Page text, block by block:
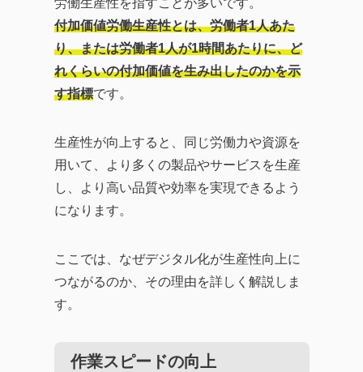
労働生産性を指すことが多いです。
付加価値労働生産性とは、労働者1人あた
り、または労働者1人が1時間あたりに、ど
れくらいの付加価値を生み出したのかを示
す指標です。
生産性が向上すると、同じ労働力や資源を
用いて、より多くの製品やサービスを生産
し、より高い品質や効率を実現できるよう
になります。
ここでは、なぜデジタル化が生産性向上に
つながるのか、その理由を詳しく解説しま
す。
作業スピードの向上